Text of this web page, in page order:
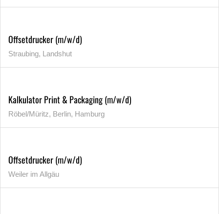
Offsetdrucker (m/w/d)
Straubing, Landshut
Kalkulator Print & Packaging (m/w/d)
Röbel/Müritz, Berlin, Hamburg
Offsetdrucker (m/w/d)
Weiler im Allgäu